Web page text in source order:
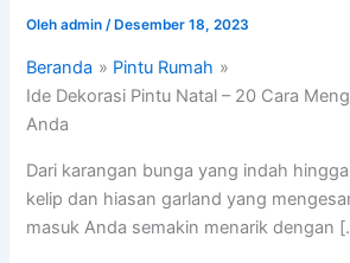
Olehadmin/ Desember 18, 2023
Beranda
Pintu Rumah
Ide Dekorasi Pintu Natal – 20 Cara
Anda
Dari karangan bunga yang indah
kelip dan hiasan garland yang
masuk Anda semakin menarik dengan